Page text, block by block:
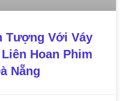
Tượng Với Váy
Hoan Phim
Nẵng